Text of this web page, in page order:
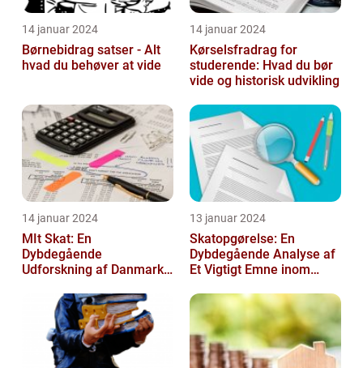
14 januar 2024
Børnebidrag satser - Alt
hvad du behøver at vide
14 januar 2024
Kørselsfradrag for
studerende: Hvad du bør
vide og historisk udvikling
14 januar 2024
MIt Skat: En
Dybdegående
Udforskning af Danmarks
13 januar 2024
Skatopgørelse: En
Dybdegående Analyse af
Et Vigtigt Emne inom